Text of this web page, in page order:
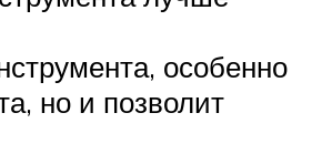
особенно
но и позволит